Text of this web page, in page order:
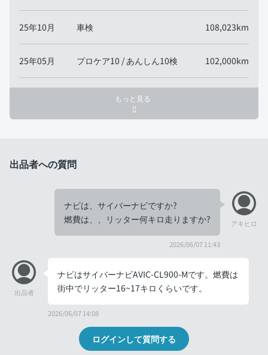
25年10月 車検 108,023km
25年05月 プロケア10 / あんしん10検 102,000km
もっと見る
出品者への質問
アキヒロ
ナビは、サイバーナビですか?
燃費は、、リッター何キロ走りますか?
2026/06/07 11:43
出品者
ナビはサイバーナビAVIC-CL900-Mです。燃費は
街中でリッター16~17キロくらいです。
2026/06/07 14:08
ログインして質問する